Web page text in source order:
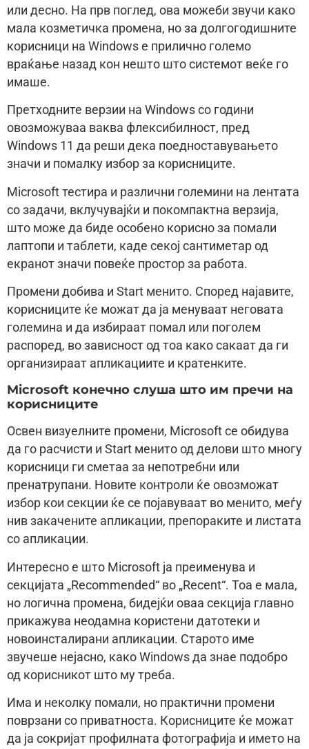
или десно. На прв поглед, ова можеби звучи како
мала козметичка промена, но за долгогодишните
корисници на Windows е прилично големо
враќање назад кон нешто што системот веќе го
имаше.
Претходните верзии на Windows со години
овозможуваа ваква флексибилност, пред
Windows 11 да реши дека поедноставувањето
значи и помалку избор за корисниците.
Microsoft тестира и различни големини на лентата
со задачи, вклучувајќи и покомпактна верзија,
што може да биде особено корисно за помали
лаптопи и таблети, каде секој сантиметар од
екранот значи повеќе простор за работа.
Промени добива и Start менито. Според најавите,
корисниците ќе можат да ја менуваат неговата
големина и да избираат помал или поголем
распоред, во зависност од тоа како сакаат да ги
организираат апликациите и кратенките.
Microsoft конечно слуша што им пречи на
корисниците
Освен визуелните промени, Microsoft се обидува
да го расчисти и Start менито од делови што многу
корисници ги сметаа за непотребни или
пренатрупани. Новите контроли ќе овозможат
избор кои секции ќе се појавуваат во менито, меѓу
нив закачените апликации, препораките и листата
со апликации.
Интересно е што Microsoft ја преименува и
секцијата „Recommended“ во „Recent“. Тоа е мала,
но логична промена, бидејќи оваа секција главно
прикажува неодамна користени датотеки и
новоинсталирани апликации. Старото име
звучеше нејасно, како Windows да знае подобро
од корисникот што му треба.
Има и неколку помали, но практични промени
поврзани со приватноста. Корисниците ќе можат
да ја сокријат профилната фотографија и името на